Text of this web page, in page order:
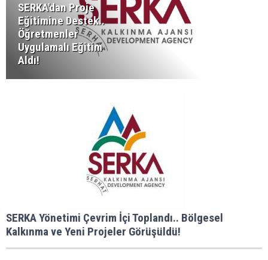
SERKA'dan Proje
Eğitimine Destek..
Öğretmenler
Uygulamalı Eğitim
Aldı!
SERKA Yönetimi Çevrim İçi Toplandı.. Bölgesel
Kalkınma ve Yeni Projeler Görüşüldü!